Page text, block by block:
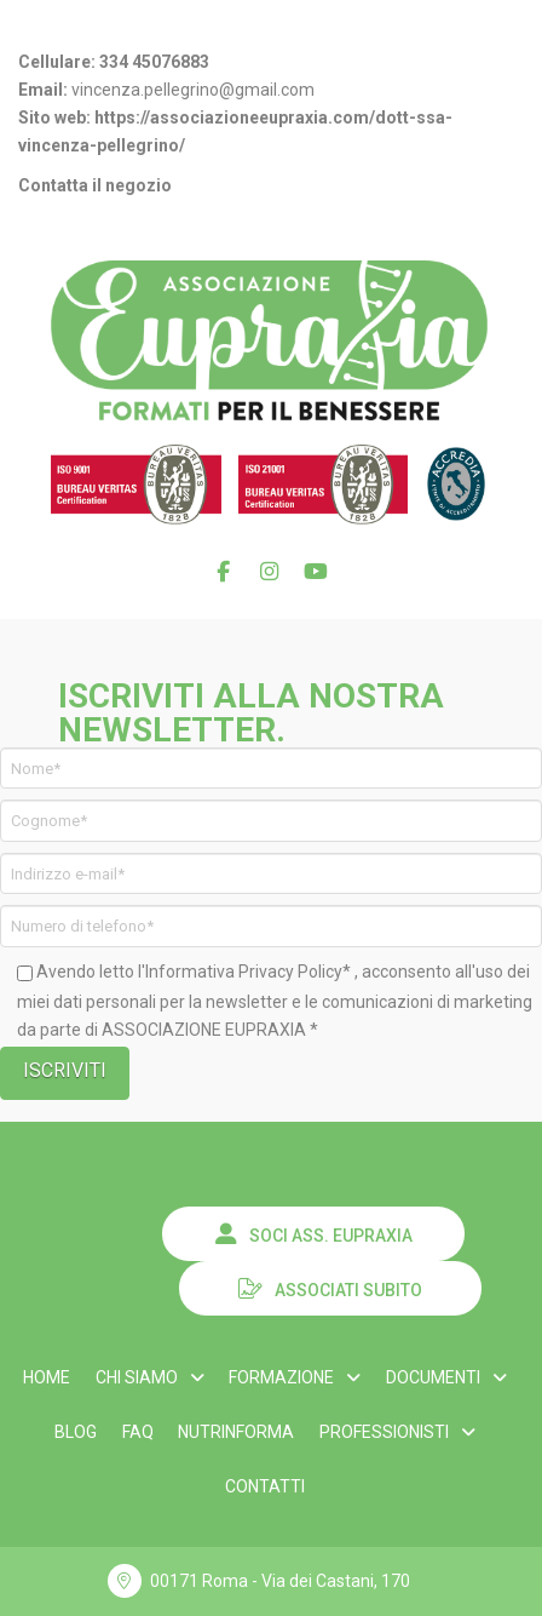
Cellulare: 334 45076883
Email: vincenza.pellegrino@gmail.com
Sito web: https://associazioneeupraxia.com/dott-ssa-
vincenza-pellegrino/
Contatta il negozio
ISCRIVITI ALLA NOSTRA
NEWSLETTER.
Avendo letto l'Informativa Privacy Policy*, acconsento all'uso dei
miei dati personali per la newsletter e le comunicazioni di marketing
da parte di ASSOCIAZIONE EUPRAXIA *
SOCI ASS. EUPRAXIA
ASSOCIATI SUBITO
HOME CHI SIAMO FORMAZIONE DOCUMENTI
BLOG FAQ NUTRINFORMA PROFESSIONISTI
CONTATTI
00171 Roma - Via dei Castani, 170